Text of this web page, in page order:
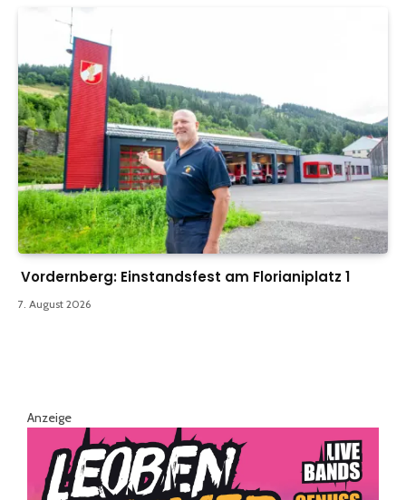
Vordernberg: Einstandsfest am Florianiplatz 1
7. August 2026
Anzeige